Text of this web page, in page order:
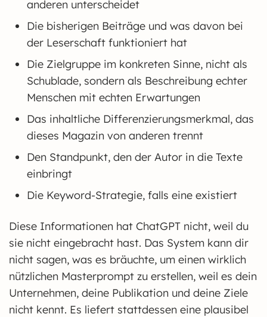
anderen unterscheidet
Die bisherigen Beiträge und was davon bei
der Leserschaft funktioniert hat
Die Zielgruppe im konkreten Sinne, nicht als
Schublade, sondern als Beschreibung echter
Menschen mit echten Erwartungen
Das inhaltliche Differenzierungsmerkmal, das
dieses Magazin von anderen trennt
Den Standpunkt, den der Autor in die Texte
einbringt
Die Keyword-Strategie, falls eine existiert
Diese Informationen hat ChatGPT nicht, weil du
sie nicht eingebracht hast. Das System kann dir
nicht sagen, was es bräuchte, um einen wirklich
nützlichen Masterprompt zu erstellen, weil es dein
Unternehmen, deine Publikation und deine Ziele
nicht kennt. Es liefert stattdessen eine plausibel